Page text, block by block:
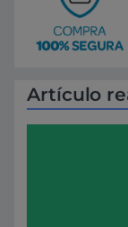
Artículo